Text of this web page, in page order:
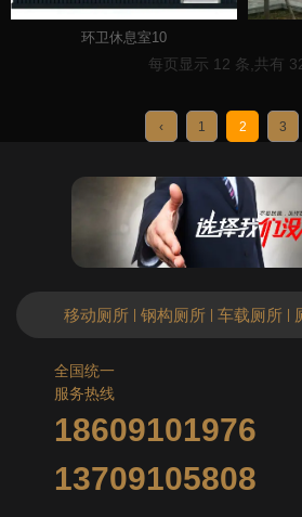
环卫休息室10
每页显示 12 条,共有
‹ 1 2 3
移动厕所 | 钢构厕所 | 车载厕所 |
全国统一
服务热线
18609101976
13709105808